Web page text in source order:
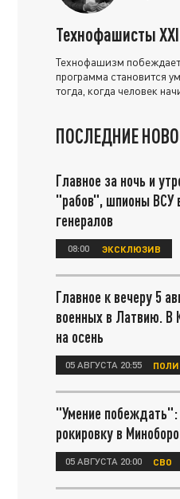
Технофашисты
Технофашизм побеждает
программа становится
тогда, когда человек
ПОСЛЕДНИЕ
Главное за ночь и
"рабов", шпионы ВСУ
генералов
08:00 ЭКСКЛЮЗИВ
Главное к вечеру 5
военных в Латвию. В
на осень
05 АВГУСТА 20:55
"Умение
рокировку в
05 АВГУСТА 20:00 СВО